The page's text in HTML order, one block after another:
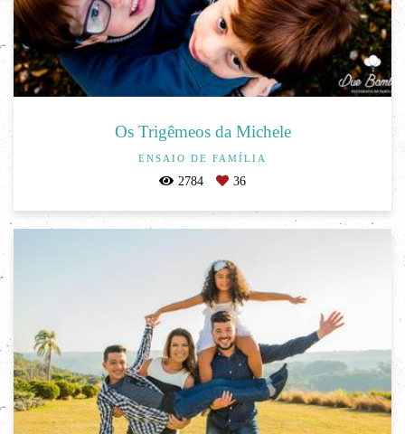
Os Trigêmeos da Michele
ENSAIO DE FAMÍLIA
2784 36